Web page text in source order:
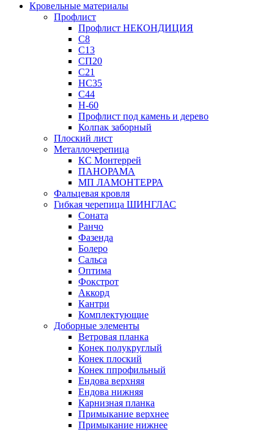
Кровельные материалы
Профлист
Профлист НЕКОНДИЦИЯ
С8
С13
СП20
С21
НС35
С44
Н-60
Профлист под камень и дерево
Колпак заборный
Плоский лист
Металлочерепица
КС Монтеррей
ПАНОРАМА
МП ЛАМОНТЕРРА
Фальцевая кровля
Гибкая черепица ШИНГЛАС
Соната
Ранчо
Фазенда
Болеро
Сальса
Оптима
Фокстрот
Аккорд
Кантри
Комплектующие
Доборные элементы
Ветровая планка
Конек полукруглый
Конек плоский
Конек ппрофильный
Ендова верхняя
Ендова нижняя
Карнизная планка
Примыкание верхнее
Примыкание нижнее